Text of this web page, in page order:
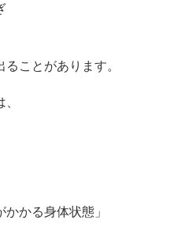
ことがあります。
かかる身体状態」